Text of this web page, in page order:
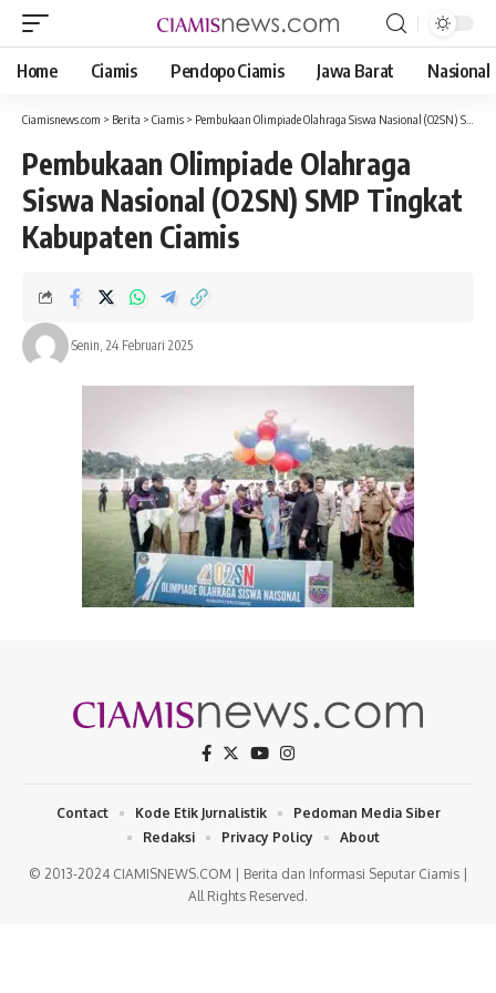
Home Ciamis Pendopo Ciamis Jawa Barat Nasional
Ciamisnews.com > Berita > Ciamis > Pembukaan Olimpiade Olahraga Siswa Nasional (O2SN) SMP Tingkat Kabupaten Ciamis Tahun 2025
Pembukaan Olimpiade Olahraga
Siswa Nasional (O2SN) SMP Tingkat
Kabupaten Ciamis
Senin, 24 Februari 2025
© 2013-2024 CIAMISNEWS.COM | Berita dan Informasi Seputar Ciamis |
All Rights Reserved.
Contact Kode Etik Jurnalistik
Pedoman Media Siber
Redaksi
Privacy Policy About